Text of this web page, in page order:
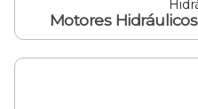
Motores